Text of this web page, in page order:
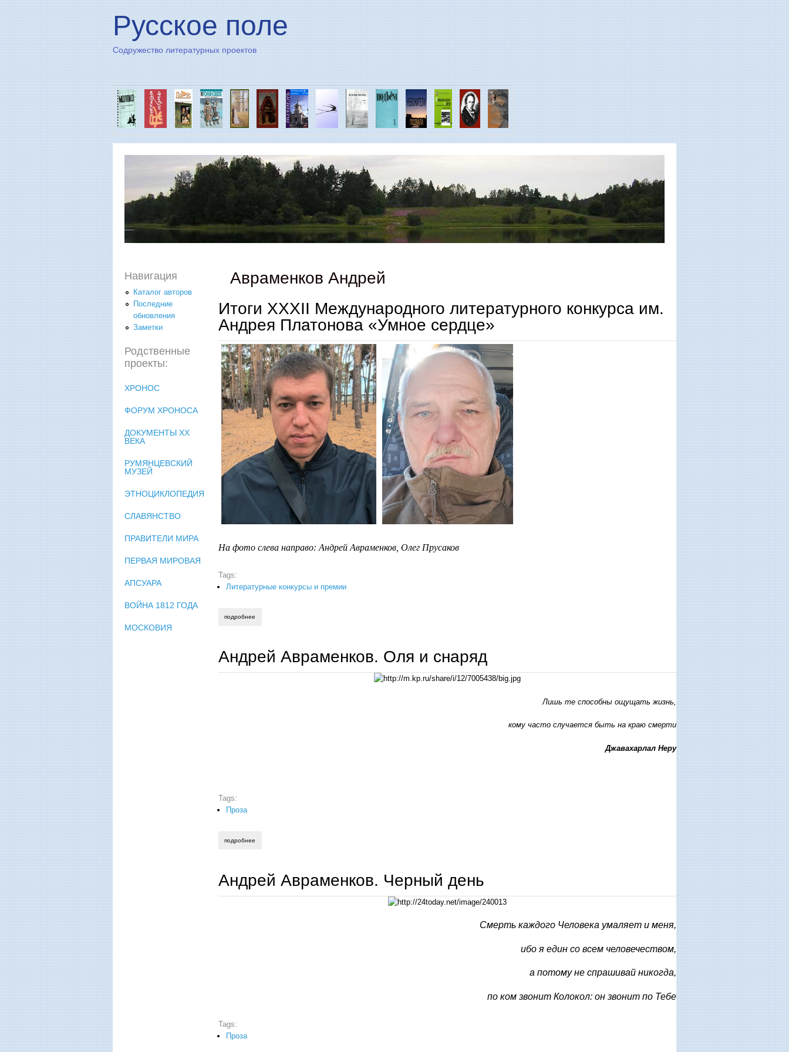
Русское поле
Содружество литературных проектов
Авраменков Андрей
Итоги ХХХII Международного литературного конкурса им.
Андрея Платонова «Умное сердце»
На фото слева направо: Андрей Авраменков, Олег Прусаков
Tags:
Литературные конкурсы и премии
подробнее
Андрей Авраменков. Оля и снаряд
Лишь те способны ощущать жизнь,
кому часто случается быть на краю смерти
Джавахарлал Неру
Tags:
Проза
подробнее
Андрей Авраменков. Черный день
Смерть каждого Человека умаляет и меня,
ибо я един со всем человечеством,
а потому не спрашивай никогда,
по ком звонит Колокол: он звонит по Тебе
Tags:
Проза
Навигация
Каталог авторов
Последние
обновления
Заметки
Родственные
проекты:
ХРОНОС
ФОРУМ ХРОНОСА
ДОКУМЕНТЫ XX
ВЕКА
РУМЯНЦЕВСКИЙ
МУЗЕЙ
ЭТНОЦИКЛОПЕДИЯ
СЛАВЯНСТВО
ПРАВИТЕЛИ МИРА
ПЕРВАЯ МИРОВАЯ
АПСУАРА
ВОЙНА 1812 ГОДА
МОСКОВИЯ